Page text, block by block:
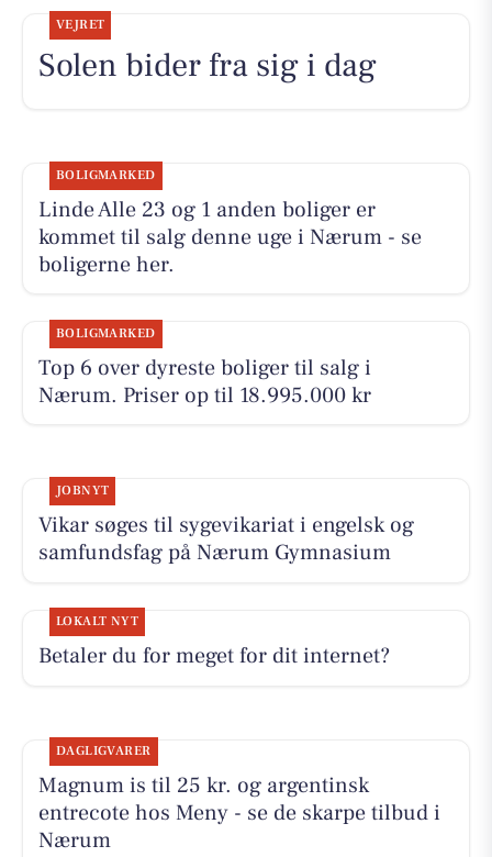
VEJRET
Solen bider fra sig i dag
BOLIGMARKED
Linde Alle 23 og 1 anden boliger er
kommet til salg denne uge i Nærum - se
boligerne her.
BOLIGMARKED
Top 6 over dyreste boliger til salg i
Nærum. Priser op til 18.995.000 kr
JOBNYT
Vikar søges til sygevikariat i engelsk og
samfundsfag på Nærum Gymnasium
LOKALT NYT
Betaler du for meget for dit internet?
DAGLIGVARER
Magnum is til 25 kr. og argentinsk
entrecote hos Meny - se de skarpe tilbud i
Nærum